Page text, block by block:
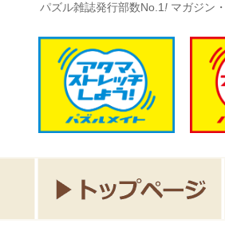
パズル雑誌発行部数No.1 ! マガジン